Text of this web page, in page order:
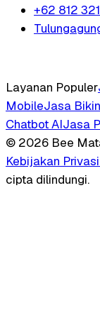
+62 812
Layanan Populer
MobileJasa
Chatbot AIJasa
© 2026 Bee
Kebijakan Privasi
cipta dilindungi.